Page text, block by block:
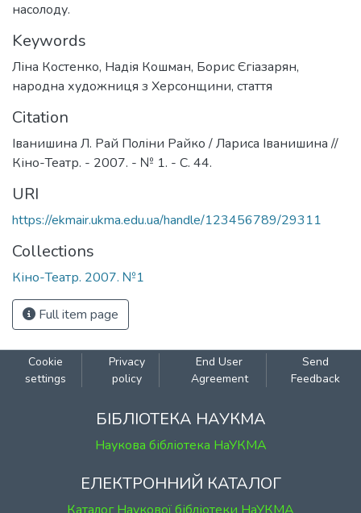
Keywords
Ліна Костенко, Надія Кошман, Борис Єгіазарян,
народна художниця з Херсонщини, стаття
Citation
Іванишина Л. Рай Поліни Райко / Лариса Іванишина //
Кіно-Театр. - 2007. - № 1. - С. 44.
URI
https://ekmair.ukma.edu.ua/handle/123456789/29311
Collections
Кіно-Театр. 2007. №1
Full item page
Cookie
settings
Privacy
policy
End User
Agreement
Send
Feedback
БІБЛІОТЕКА НАУКМА
Наукова бібліотека НаУКМА
ЕЛЕКТРОННИЙ КАТАЛОГ